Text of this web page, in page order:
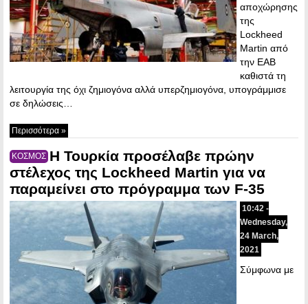
αποχώρησης
της
Lockheed
Martin από
την ΕΑΒ
καθιστά τη
λειτουργία της όχι ζημιογόνα αλλά υπερζημιογόνα, υπογράμμισε
σε δηλώσεις…
Περισσότερα »
ΚΟΣΜΟΣ Η Τουρκία προσέλαβε πρώην
στέλεχος της Lockheed Martin για να
παραμείνει στο πρόγραμμα των F-35
10:42 -
Wednesday,
24 March,
2021
Σύμφωνα με